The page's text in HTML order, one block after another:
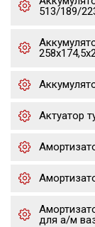
513/189/
Актуатор
для а/м